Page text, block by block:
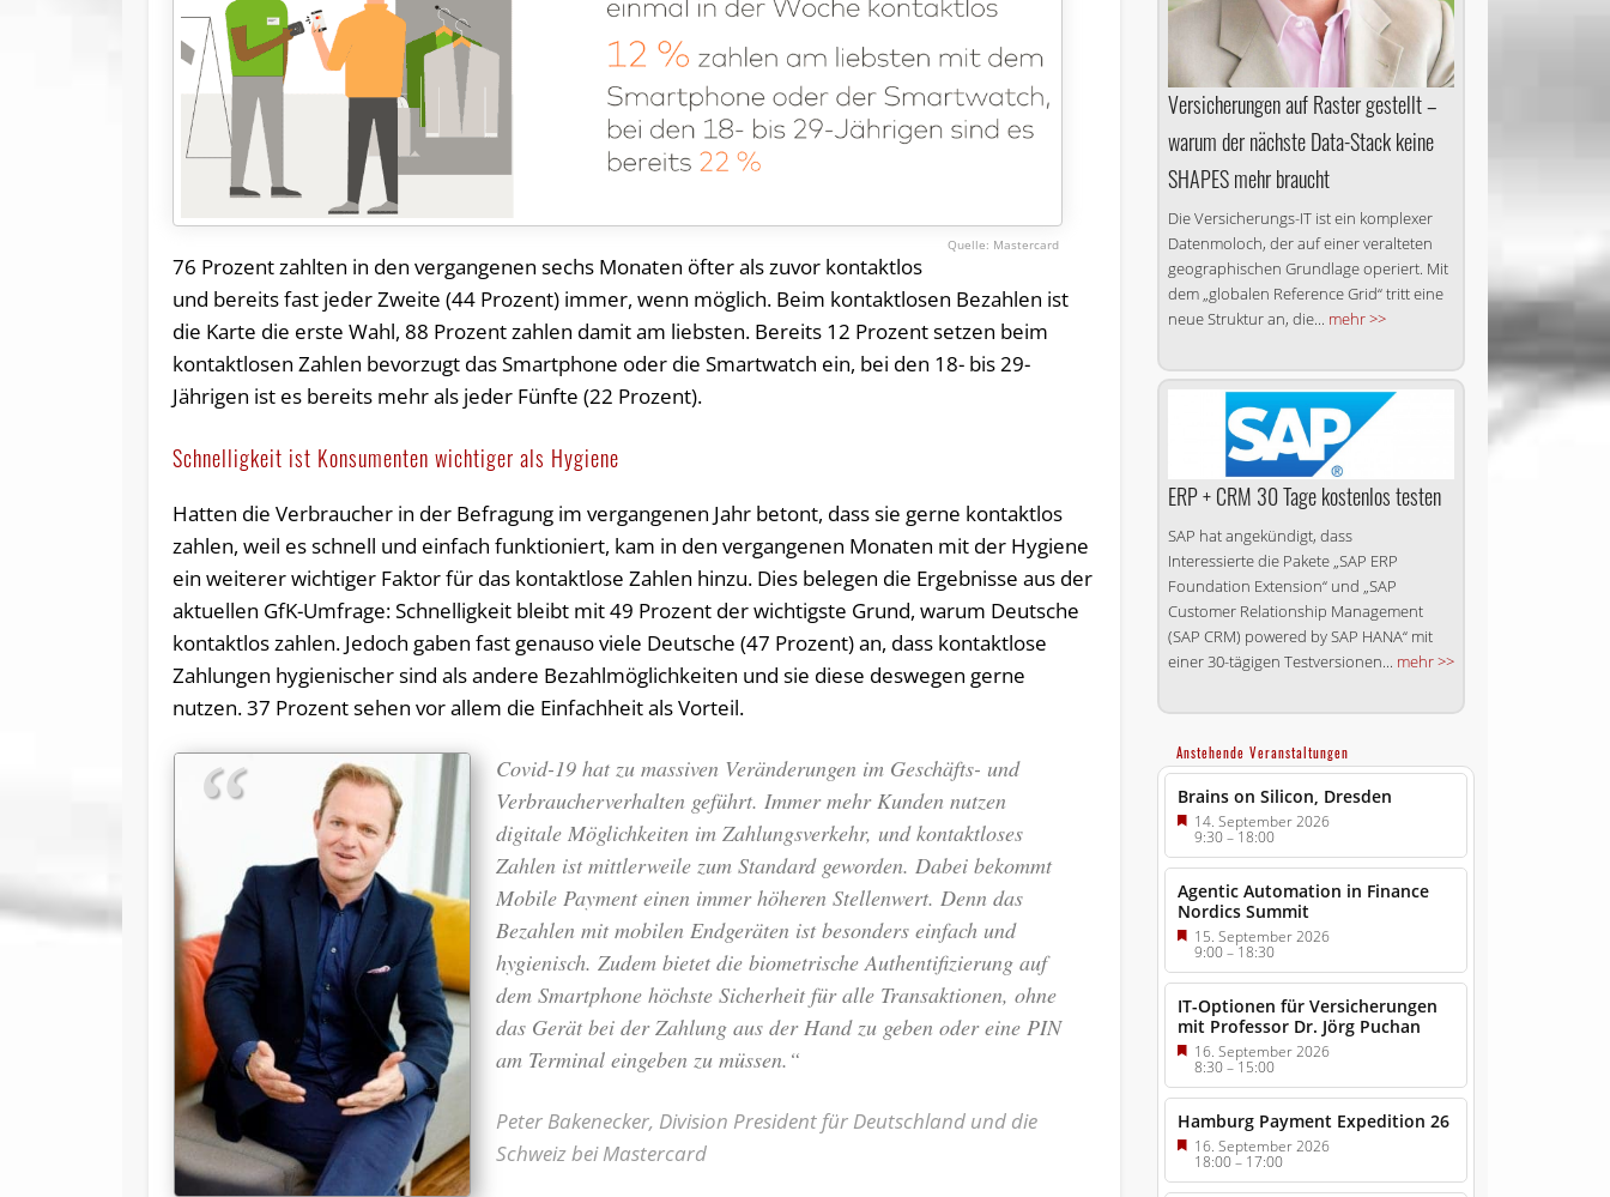
Mastercard
76 Prozent zahlten in den vergangenen sechs Monaten öfter als zuvor kontaktlos
und bereits fast jeder Zweite (44 Prozent) immer, wenn möglich. Beim kontaktlosen Bezahlen ist
die Karte die erste Wahl, 88 Prozent zahlen damit am liebsten. Bereits 12 Prozent setzen beim
kontaktlosen Zahlen bevorzugt das Smartphone oder die Smartwatch ein, bei den 18- bis 29-
Jährigen ist es bereits mehr als jeder Fünfte (22 Prozent).
Schnelligkeit ist Konsumenten wichtiger als Hygiene
Hatten die Verbraucher in der Befragung im vergangenen Jahr betont, dass sie gerne kontaktlos
zahlen, weil es schnell und einfach funktioniert, kam in den vergangenen Monaten mit der Hygiene
ein weiterer wichtiger Faktor für das kontaktlose Zahlen hinzu. Dies belegen die Ergebnisse aus der
aktuellen GfK-Umfrage: Schnelligkeit bleibt mit 49 Prozent der wichtigste Grund, warum Deutsche
kontaktlos zahlen. Jedoch gaben fast genauso viele Deutsche (47 Prozent) an, dass kontaktlose
Zahlungen hygienischer sind als andere Bezahlmöglichkeiten und sie diese deswegen gerne
nutzen. 37 Prozent sehen vor allem die Einfachheit als Vorteil.
Covid-19 hat zu massiven Veränderungen im Geschäfts- und
Verbraucherverhalten geführt. Immer mehr Kunden nutzen
digitale Möglichkeiten im Zahlungsverkehr, und kontaktloses
Zahlen ist mittlerweile zum Standard geworden. Dabei bekommt
Mobile Payment einen immer höheren Stellenwert. Denn das
Bezahlen mit mobilen Endgeräten ist besonders einfach und
hygienisch. Zudem bietet die biometrische Authentifizierung auf
dem Smartphone höchste Sicherheit für alle Transaktionen, ohne
das Gerät bei der Zahlung aus der Hand zu geben oder eine PIN
am Terminal eingeben zu müssen.“
Peter Bakenecker, Division President für Deutschland und die
Schweiz bei Mastercard
Versicherungen auf Raster gestellt –
warum der nächste Data-Stack keine
SHAPES mehr braucht
Die Versicherungs-IT ist ein komplexer
Datenmoloch, der auf einer veralteten
geographischen Grundlage operiert. Mit
dem „globalen Reference Grid“ tritt eine
neue Struktur an, die... mehr >>
ERP + CRM 30 Tage kostenlos testen
SAP hat angekündigt, dass
Interessierte die Pakete „SAP ERP
Foundation Extension“ und „SAP
Customer Relationship Management
(SAP CRM) powered by SAP HANA“ mit
einer 30-tägigen Testversionen... mehr >>
Anstehende Veranstaltungen
Brains on Silicon, Dresden
14. September 2026
9:30–18:00
Agentic Automation in Finance
Nordics Summit
15. September 2026
9:00–18:30
IT-Optionen für Versicherungen
mit Professor Dr. Jörg Puchan
16. September 2026
8:30–15:00
Hamburg Payment Expedition 26
16. September 2026
18:00– 17:00